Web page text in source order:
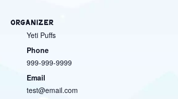
ORGANIZER
Yeti Puffs
Phone
999-999-9999
Email
test@email.com